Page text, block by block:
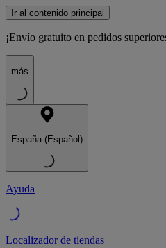
Ir al contenido principal
¡Envío gratuito en pedidos
más
España (Español)
Ayuda
Localizador de tiendas